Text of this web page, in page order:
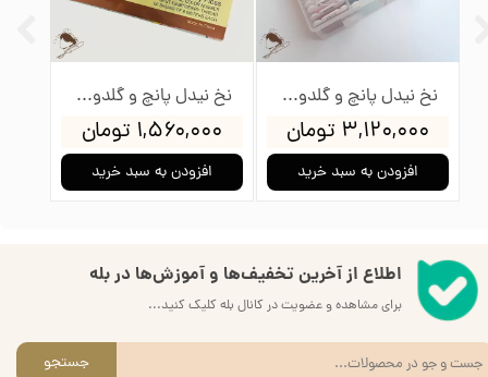
نخ نیدل پانچ و گلدوزی پنگوئن بسته 60 عددی
۱,۵۶۰,۰۰۰ تومان
افزودن به سبد خرید
نخ نیدل پانچ و گلدوزی پنگوئن بسته 80 عددی بوبین دار
۳,۱۲۰,۰۰۰ تومان
افزودن به سبد خرید
اطلاع از آخرین تخفیف‌ها و آموزش‌ها در بله
برای مشاهده و عضویت در کانال بله کلیک کنید...
جستجو